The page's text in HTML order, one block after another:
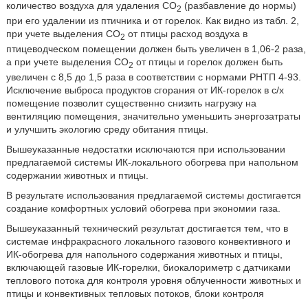
количество воздуха для удаления СО2 (разбавление до нормы)
при его удалении из птичника и от горелок. Как видно из табл. 2,
при учете выделения СО2 от птицы расход воздуха в
птицеводческом помещении должен быть увеличен в 1,06-2 раза,
а при учете выделения СО2 от птицы и горелок должен быть
увеличен с 8,5 до 1,5 раза в соответствии с нормами РНТП 4-93.
Исключение выброса продуктов сгорания от ИК-горелок в с/х
помещение позволит существенно снизить нагрузку на
вентиляцию помещения, значительно уменьшить энергозатраты
и улучшить экологию среду обитания птицы.
Вышеуказанные недостатки исключаются при использовании
предлагаемой системы ИК-локального обогрева при напольном
содержании животных и птицы.
В результате использования предлагаемой системы достигается
создание комфортных условий обогрева при экономии газа.
Вышеуказанный технический результат достигается тем, что в
системае инфракрасного локального газового конвективного и
ИК-обогрева для напольного содержания животных и птицы,
включающей газовые ИК-горелки, биокалориметр с датчиками
теплового потока для контроля уровня облученности животных и
птицы и конвективных тепловых потоков, блоки контроля